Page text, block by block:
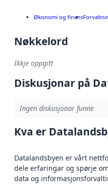
Økonomi og finans
Nøkkelord
Ikkje oppgitt
Diskusjonar på
Ingen diskusjonar funne
Kva er
Datalandsbyen er vårt
dele erfaringar og spørje
data og